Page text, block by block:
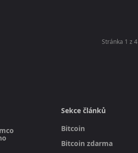
Stránka 1 z 4
Sekce článků
Bitcoin
Bitcoin zdarma